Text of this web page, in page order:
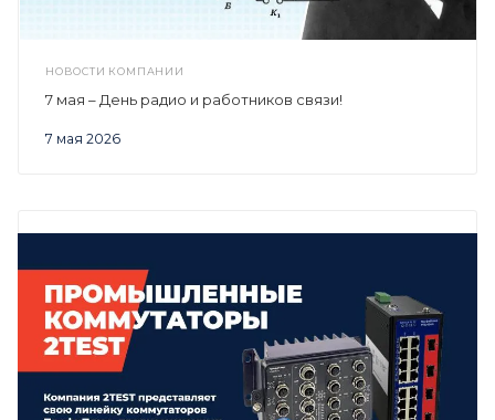
НОВОСТИ КОМПАНИИ
7 мая 2026
7 мая – День радио и работников связи!